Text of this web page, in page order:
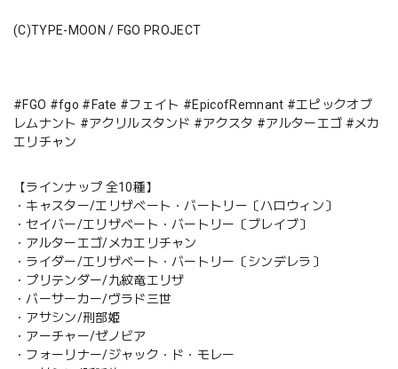
(C)TYPE-MOON / FGO PROJECT
#FGO #fgo #Fate #フェイト #EpicofRemnant #エピックオブ
レムナント #アクリルスタンド #アクスタ #アルターエゴ #メカ
エリチャン
【ラインナップ 全10種】
・キャスター/エリザベート・バートリー〔ハロウィン〕
・セイバー/エリザベート・バートリー〔ブレイブ〕
・アルターエゴ/メカエリチャン
・ライダー/エリザベート・バートリー〔シンデレラ〕
・プリテンダー/九紋竜エリザ
・バーサーカー/ヴラド三世
・アサシン/刑部姫
・アーチャー/ゼノビア
・フォーリナー/ジャック・ド・モレー